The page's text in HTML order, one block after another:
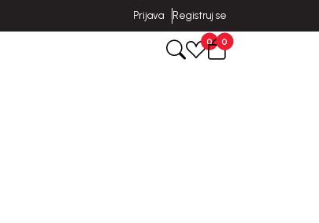
Prijava Registruj se
0 0